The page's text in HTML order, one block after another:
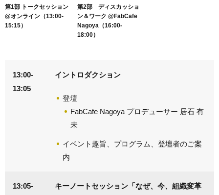
第1部 トークセッション
@オンライン（13:00-
15:15）
第2部 ディスカッショ
ン＆ワーク @FabCafe
Nagoya（16:00-
18:00）
13:00-
13:05
イントロダクション
登壇
FabCafe Nagoya プロデューサー 居石 有
未
イベント趣旨、プログラム、登壇者のご案
内
13:05-
キーノートセッション「なぜ、今、組織変革